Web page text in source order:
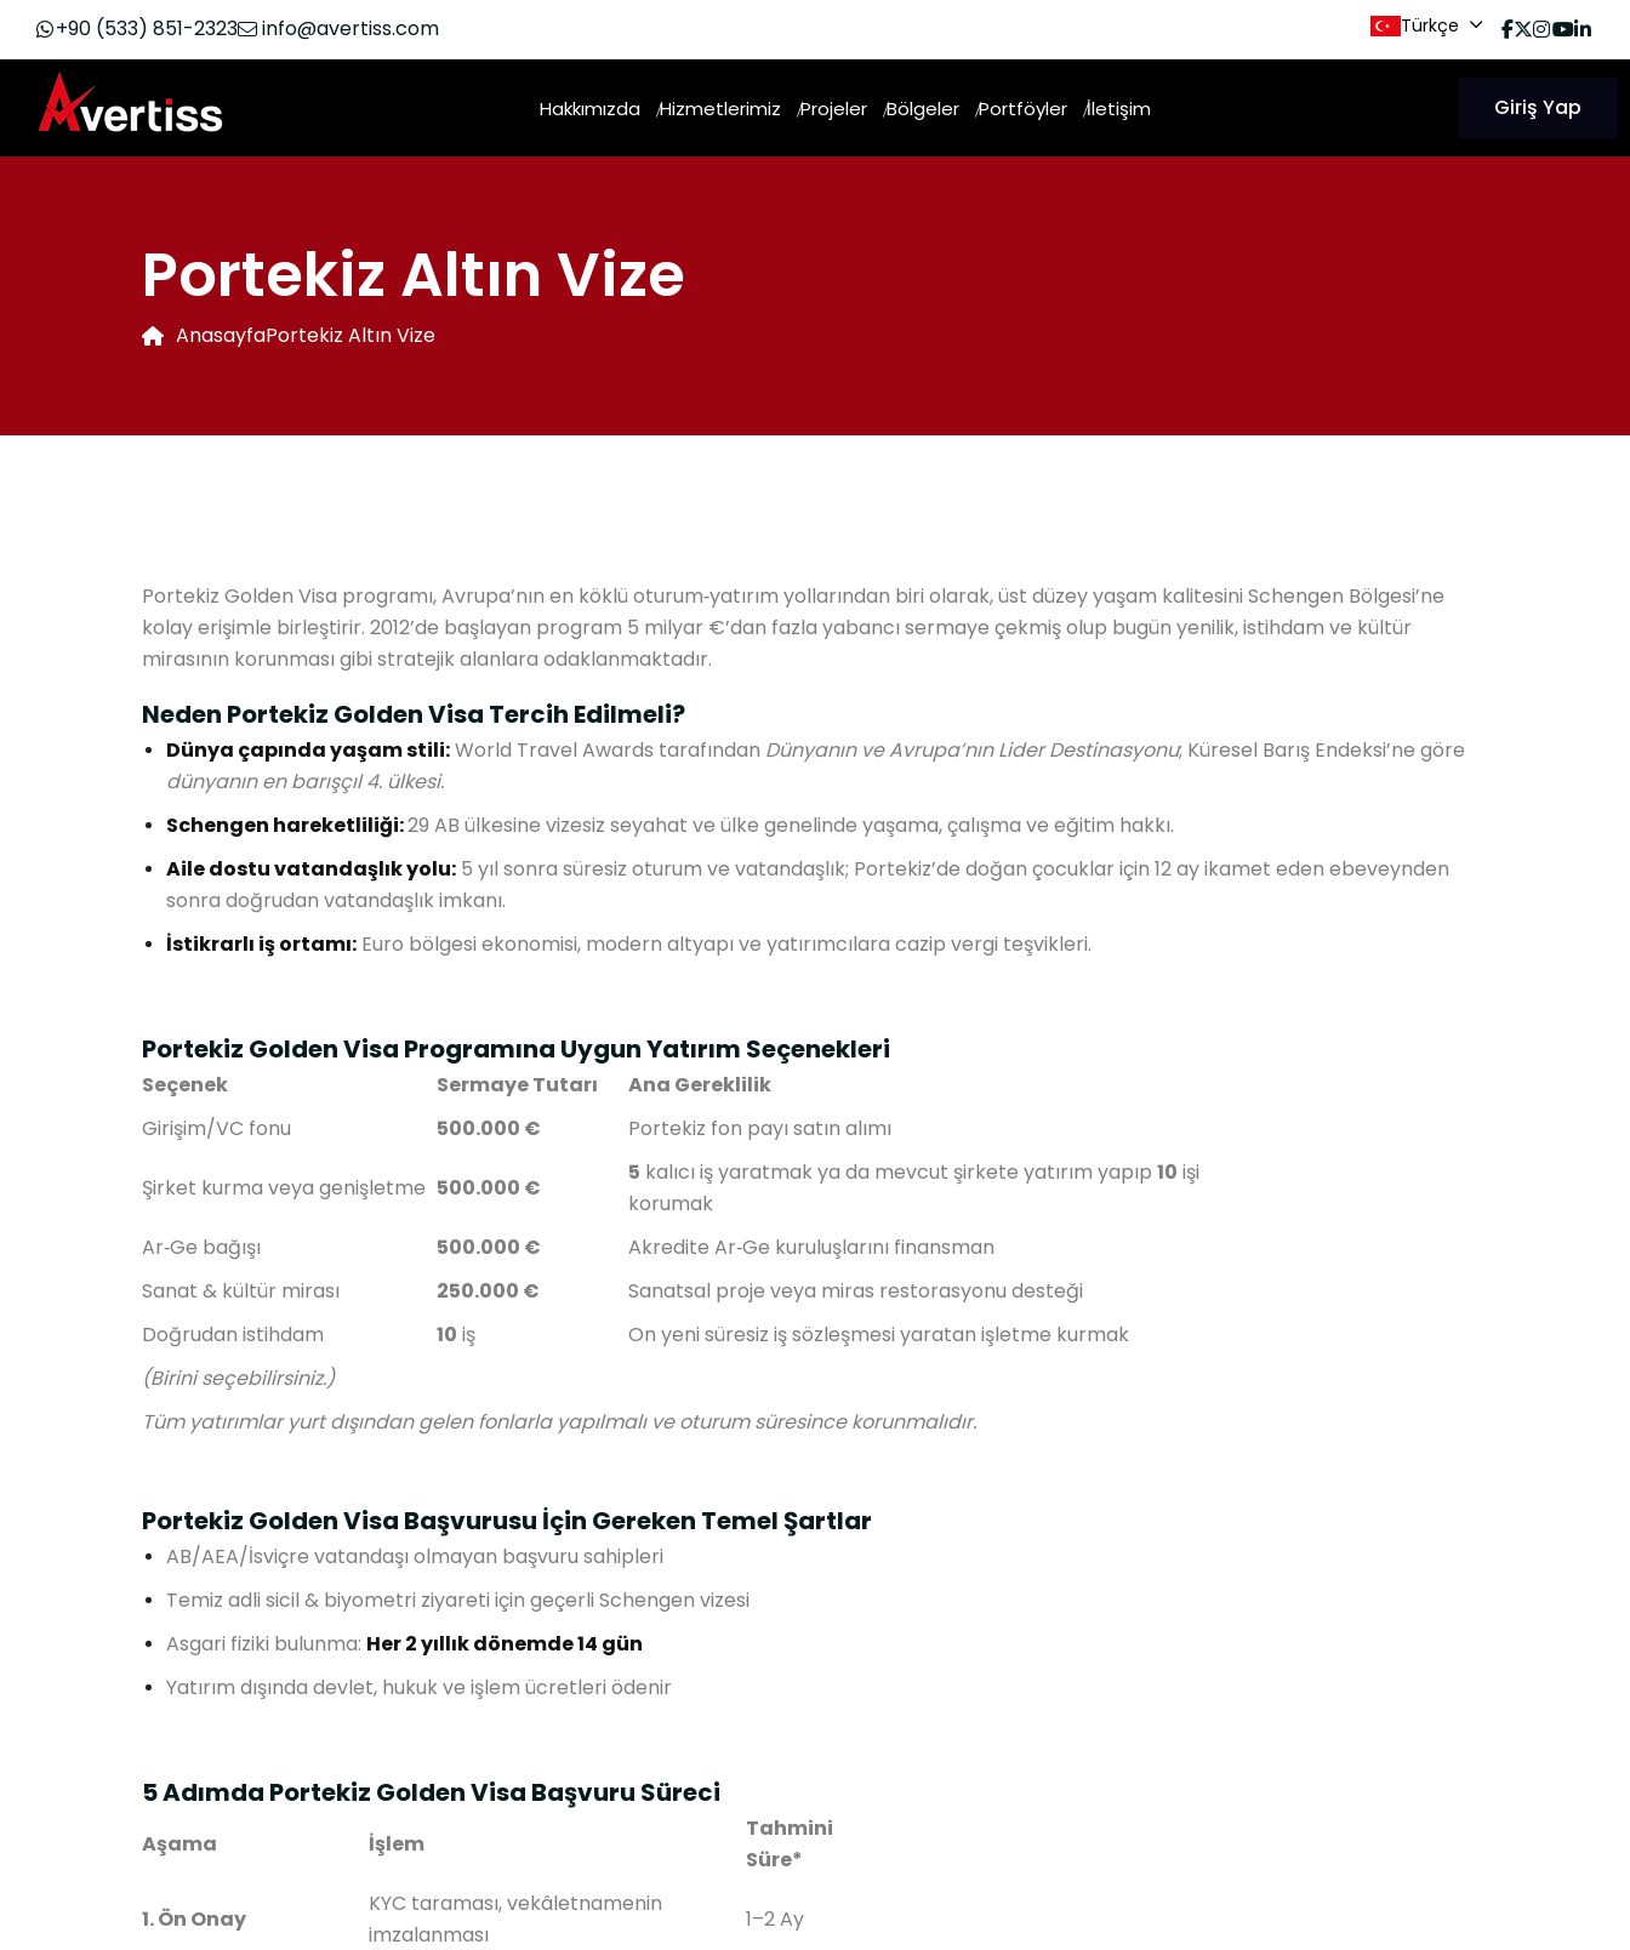
+90 (533) 851-2323 info@avertiss.com Türkçe
Hakkımızda Hizmetlerimiz Projeler Bölgeler Portföyler İletişim Giriş Yap
Portekiz Altın Vize
AnasayfaPortekiz Altın Vize
Portekiz Golden Visa programı, Avrupa’nın en köklü oturum‑yatırım yollarından biri olarak, üst düzey yaşam kalitesini Schengen Bölgesi’ne
kolay erişimle birleştirir. 2012’de başlayan program 5 milyar €’dan fazla yabancı sermaye çekmiş olup bugün yenilik, istihdam ve kültür
mirasının korunması gibi stratejik alanlara odaklanmaktadır.
Neden Portekiz Golden Visa Tercih Edilmeli?
Dünya çapında yaşam stili:World Travel Awards tarafından Dünyanın ve Avrupa’nın Lider Destinasyonu; Küresel Barış Endeksi’ne göre
dünyanın en barışçıl 4. ülkesi.
Schengen hareketliliği:29 AB ülkesine vizesiz seyahat ve ülke genelinde yaşama, çalışma ve eğitim hakkı.
Aile dostu vatandaşlık yolu: 5 yıl sonra süresiz oturum ve vatandaşlık; Portekiz’de doğan çocuklar için 12 ay ikamet eden ebeveynden
sonra doğrudan vatandaşlık imkanı.
İstikrarlı iş ortamı: Euro bölgesi ekonomisi, modern altyapı ve yatırımcılara cazip vergi teşvikleri.
Portekiz Golden Visa Programına Uygun Yatırım Seçenekleri
Seçenek Sermaye Tutarı
Ana Gereklilik
Girişim/VC fonu
500.000 € Portekiz fon payı satın alımı
Şirket kurma veya genişletme 500.000 €
5 kalıcı iş yaratmak ya da mevcut şirkete yatırım yapıp 10 işi
korumak
Ar‑Ge bağışı
500.000 €
Akredite Ar‑Ge kuruluşlarını finansman
Sanat & kültür mirası
250.000 €
Sanatsal proje veya miras restorasyonu desteği
Doğrudan istihdam
10 iş
On yeni süresiz iş sözleşmesi yaratan işletme kurmak
(Birini seçebilirsiniz.)
Tüm yatırımlar yurt dışından gelen fonlarla yapılmalı ve oturum süresince korunmalıdır.
Portekiz Golden Visa Başvurusu İçin Gereken Temel Şartlar
AB/AEA/İsviçre vatandaşı olmayan başvuru sahipleri
Temiz adli sicil & biyometri ziyareti için geçerli Schengen vizesi
Asgari fiziki bulunma: Her 2 yıllık dönemde 14 gün
Yatırım dışında devlet, hukuk ve işlem ücretleri ödenir
5 Adımda Portekiz Golden Visa Başvuru Süreci
Aşama İşlem
Tahmini
Süre*
1. Ön Onay
KYC taraması, vekâletnamenin
imzalanması
1–2 Ay